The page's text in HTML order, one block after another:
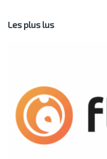
Les plus lus